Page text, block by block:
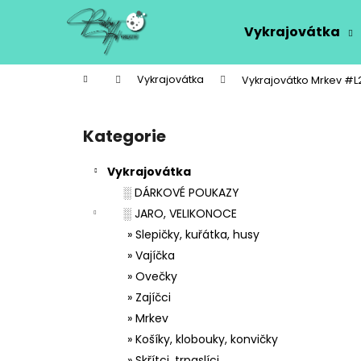
Vykrajovátka
Domů Vykrajovátka Vykrajovátko Mrkev
Přeskočit
kategorie
Kategorie
Vykrajovátka
░ DÁRKOVÉ POUKAZY
░ JARO, VELIKONOCE
» Slepičky, kuřátka, husy
» Vajíčka
» Ovečky
» Zajíčci
» Mrkev
» Košíky, klobouky, konvičky
í
Zpět
do
Zpět
do